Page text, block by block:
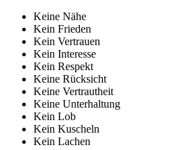
Keine Nähe
Kein Frieden
Kein Vertrauen
Kein Interesse
Kein Respekt
Keine Rücksicht
Keine Vertrautheit
Keine Unterhaltung
Kein Lob
Kein Kuscheln
Kein Lachen